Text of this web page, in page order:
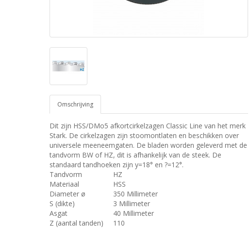
Omschrijving
Dit zijn HSS/DMo5 afkortcirkelzagen Classic Line van het merk
Stark. De cirkelzagen zijn stoomontlaten en beschikken over
universele meeneemgaten. De bladen worden geleverd met de
tandvorm BW of HZ, dit is afhankelijk van de steek. De
standaard tandhoeken zijn y=18° en ?=12°.
Tandvorm
HZ
Materiaal
HSS
Diameter ø
350 Millimeter
S (dikte)
3 Millimeter
Asgat
40 Millimeter
Z (aantal tanden)
110